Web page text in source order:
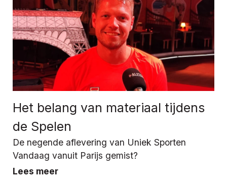
Het belang van materiaal tijdens
de Spelen
De negende aflevering van Uniek Sporten
Vandaag vanuit Parijs gemist?
Lees meer